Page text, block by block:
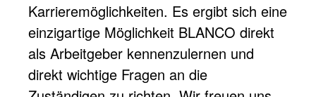
Karrieremöglichkeiten. Es ergibt sich eine
einzigartige Möglichkeit BLANCO direkt
als Arbeitgeber kennenzulernen und
direkt wichtige Fragen an die